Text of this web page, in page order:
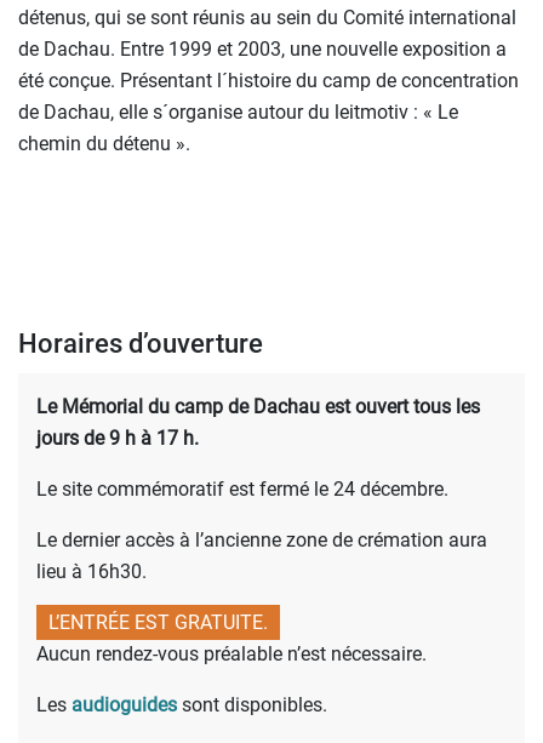
détenus, qui se sont réunis au sein du Comité international
de Dachau. Entre 1999 et 2003, une nouvelle exposition a
été conçue. Présentant l´histoire du camp de concentration
de Dachau, elle s´organise autour du leitmotiv : « Le
chemin du détenu ».
Horaires d’ouverture
Le Mémorial du camp de Dachau estouvert tous les
jours de 9 h à 17 h.
Le site commémoratif est fermé le 24 décembre.
Le dernier accès à l’ancienne zone de crémation aura
lieu à 16h30.
L’ENTRÉE EST GRATUITE.
Aucun rendez-vous préalable n’est nécessaire.
Les audioguides sont disponibles.